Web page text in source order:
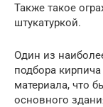
Также такое
штукатуркой.
Один из
подбора
материала, что
основного